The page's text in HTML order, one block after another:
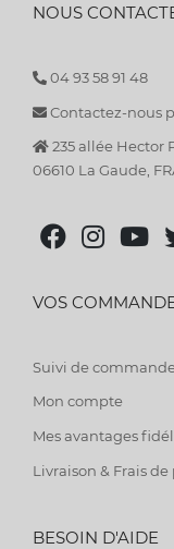
NOUS
04 93 58 91 48
Contactez-nous
235 allée Hector
06610 La Gaude,
VOS
Suivi de
Mon compte
Mes avantages
Livraison & Frais de
BESOIN D'AIDE